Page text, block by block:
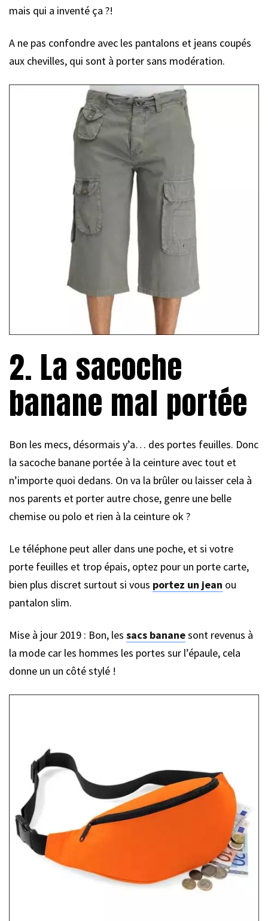
mais qui a inventé ça ?!
A ne pas confondre avec les pantalons et jeans coupés
aux chevilles, qui sont à porter sans modération.
2. La sacoche
banane mal portée
Bon les mecs, désormais y’a… des portes feuilles. Donc
la sacoche banane portée à la ceinture avec tout et
n’importe quoi dedans. On va la brûler ou laisser cela à
nos parents et porter autre chose, genre une belle
chemise ou polo et rien à la ceinture ok ?
Le téléphone peut aller dans une poche, et si votre
porte feuilles et trop épais, optez pour un porte carte,
bien plus discret surtout si vous portez un jean ou
pantalon slim.
Mise à jour 2019 : Bon, les sacs bananesont revenus à
la mode car les hommes les portes sur l’épaule, cela
donne un un côté stylé !